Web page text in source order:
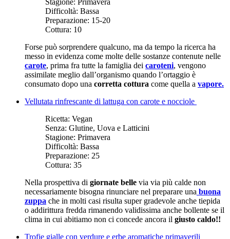
Difficoltà: Bassa
Preparazione: 15-20
Cottura: 10
Forse può sorprendere qualcuno, ma da tempo la ricerca ha
messo in evidenza come molte delle sostanze contenute nelle
carote, prima fra tutte la famiglia dei caroteni, vengono
assimilate meglio dall’organismo quando l’ortaggio è
consumato dopo una corretta cottura come quella a vapore.
Vellutata rinfrescante di lattuga con carote e nocciole
Ricetta: Vegan
Senza: Glutine, Uova e Latticini
Stagione: Primavera
Difficoltà: Bassa
Preparazione: 25
Cottura: 35
Nella prospettiva di giornate belle via via più calde non
necessariamente bisogna rinunciare nel preparare una buona
zuppa che in molti casi risulta super gradevole anche tiepida
o addirittura fredda rimanendo validissima anche bollente se il
clima in cui abitiamo non ci concede ancora il giusto caldo!!
Trofie gialle con verdure e erbe aromatiche primaverili